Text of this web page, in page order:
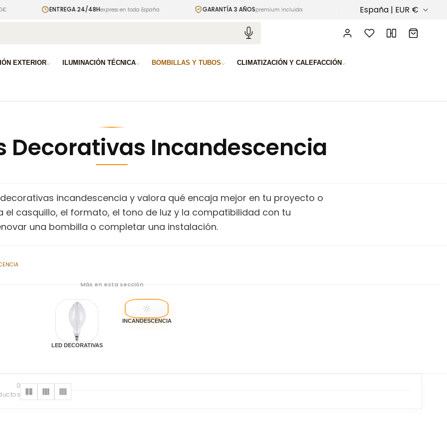
ENTREGA 24/48Hexpress en toda España GARANTÍA 3 AÑOSpremium incluida PAGO 100% SEGUROcifrado SSL
P
España | EUR €
EXTERIOR ILUMINACIÓN TÉCNICA BOMBILLAS Y TUBOS CLIMATIZACIÓN Y CALEFACCIÓN
Iniciar
sesión
Carrito
Decorativas Incandescencia
incandescencia y valora qué encaja mejor en tu proyecto o
el casquillo, el formato, el tono de luz y la compatibilidad con tu
una bombilla o completar una instalación.
Más en esta sección
LED DECORATIVAS
INCANDESCENCIA
0